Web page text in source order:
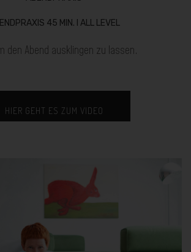
45 MIN. I ALL LEVEL
den Abend ausklingen zu lassen.
HIER GEHT ES ZUM VIDEO